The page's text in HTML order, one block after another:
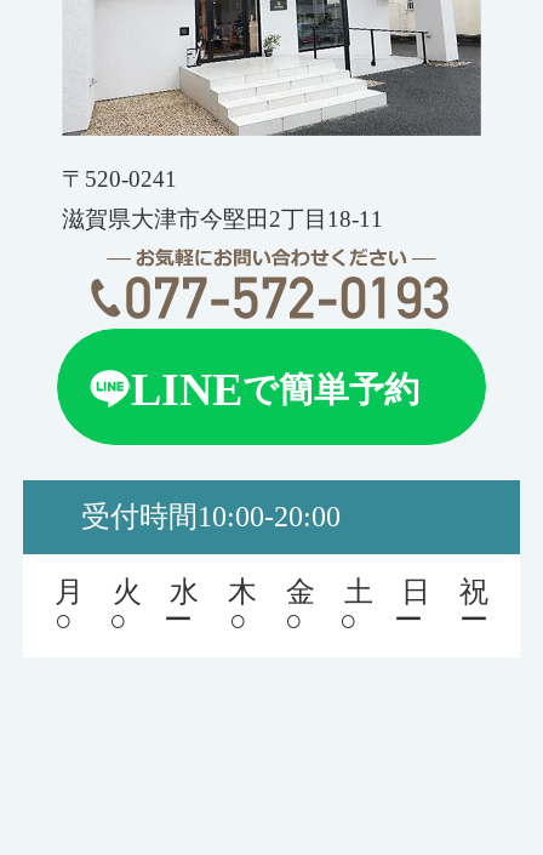
〒520-0241
滋賀県大津市今堅田2丁目18-11
LINEで簡単予約
受付時間10:00-20:00
月 火 水 木 金 土 日
祝
○
○ ー ○ ○ ○ ー ー